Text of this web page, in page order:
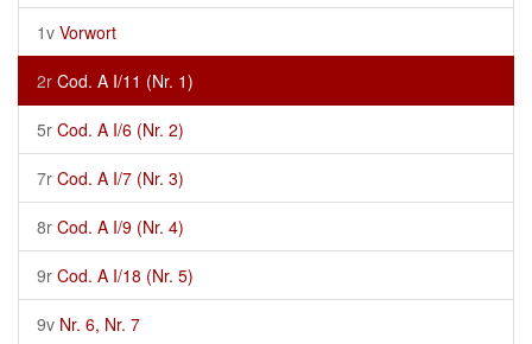
1v Vorwort
2r Cod. A I/11 (Nr. 1)
5r Cod. A I/6 (Nr. 2)
7r Cod. A I/7 (Nr. 3)
8r Cod. A I/9 (Nr. 4)
9r Cod. A I/18 (Nr. 5)
9v Nr. 6, Nr. 7